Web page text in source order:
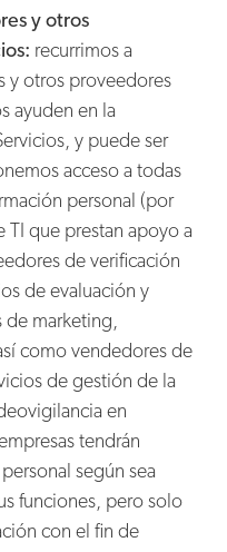
y otros
recurrimos a
y otros proveedores
ayuden en la
y puede ser
acceso a todas
personal (por
que prestan apoyo a
de verificación
de evaluación y
marketing,
como vendedores de
de gestión de la
en
tendrán
según sea
funciones, pero solo
con el fin de